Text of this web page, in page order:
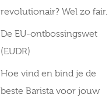
revolutionair? Wel zo fair.
De EU-ontbossingswet
(EUDR)
Hoe vind en bind je de
beste Barista voor jouw